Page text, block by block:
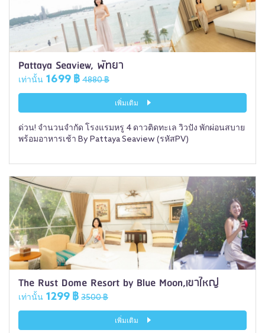
Pattaya Seaview, พัทยา
เท่านั้น 1699 ฿ 4880 ฿
เพิ่มเติม
ด่วน! จำนวนจำกัด โรงแรมหรู 4 ดาวติดทะเล วิวปัง พักผ่อนสบาย
พร้อมอาหารเช้า By Pattaya Seaview (รหัสPV)
The Rust Dome Resort by Blue Moon,เขาใหญ่
เท่านั้น 1299 ฿ 3500 ฿
เพิ่มเติม